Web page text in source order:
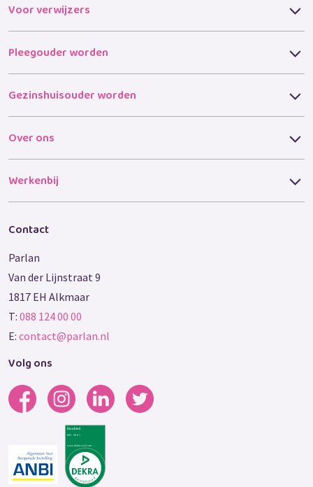
Voor verwijzers
Pleegouder worden
Gezinshuisouder worden
Over ons
Werkenbij
Contact
Parlan
Van der Lijnstraat 9
1817 EH Alkmaar
T: 088 124 00 00
E: contact@parlan.nl
Volg ons